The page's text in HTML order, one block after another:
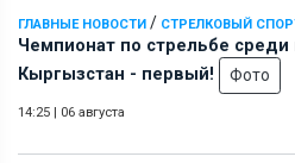
ГЛАВНЫЕ НОВОСТИ / СТРЕЛКОВЫЙ
Чемпионат по стрельбе
Кыргызстан - первый!
Фото
14:25 | 06 августа